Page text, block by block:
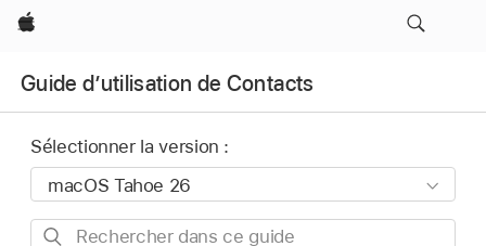
Apple
Guide d’utilisation de Contacts
Sélectionner la version :
Rechercher